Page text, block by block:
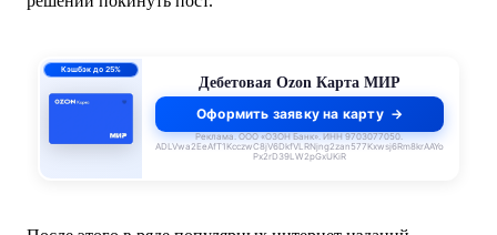
ПСК 55–62,4%
годовых
Кредитная Ozon Карта
Оформить заявку на карту
Реклама. ООО «ОЗОН Банк». ИНН 9703077050.
ADLVwa2EeAfT1KcczwC8jV6DkfVLRNjng2zan577Kxwsj6Rm8krAAYo
Px2rD39LW2pGxUKiR